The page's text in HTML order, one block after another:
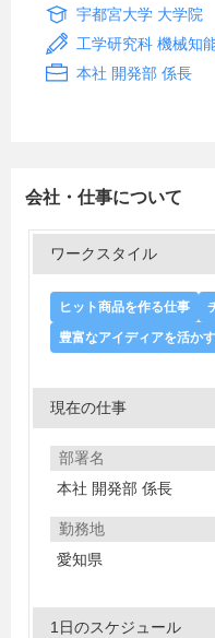
宇都宮大学 大学院
工学研究科 機械知
本社 開発部 係長
会社・仕事について
ワークスタイル
ヒット商品を作る仕事
豊富なアイディアを活か
現在の仕事
部署名
本社 開発部 係長
勤務地
愛知県
1日のスケジュール